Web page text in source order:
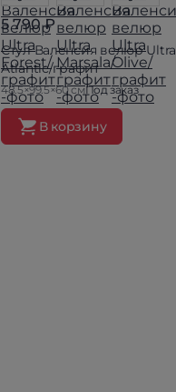
5 790 ₽
Стул Валенсия велюр Ultra
Atlantic/графит
48.5×99.5×60 смПод заказ
В корзину